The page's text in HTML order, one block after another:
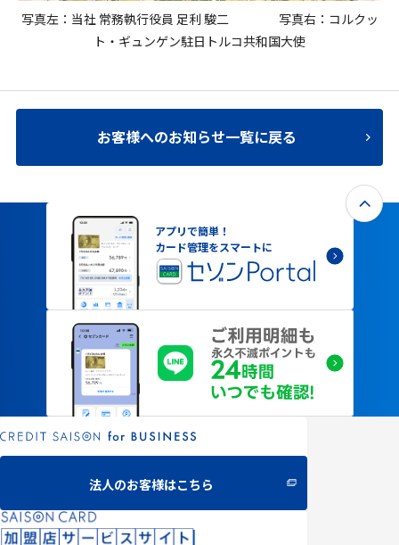
写真左：当社 常務執行役員 足利 駿二 写真右：コルクッ
ト・ギュンゲン駐日トルコ共和国大使
お客様へのお知らせ一覧に戻る
アプリで簡単！
カード管理をスマートに
法人のお客様はこちら